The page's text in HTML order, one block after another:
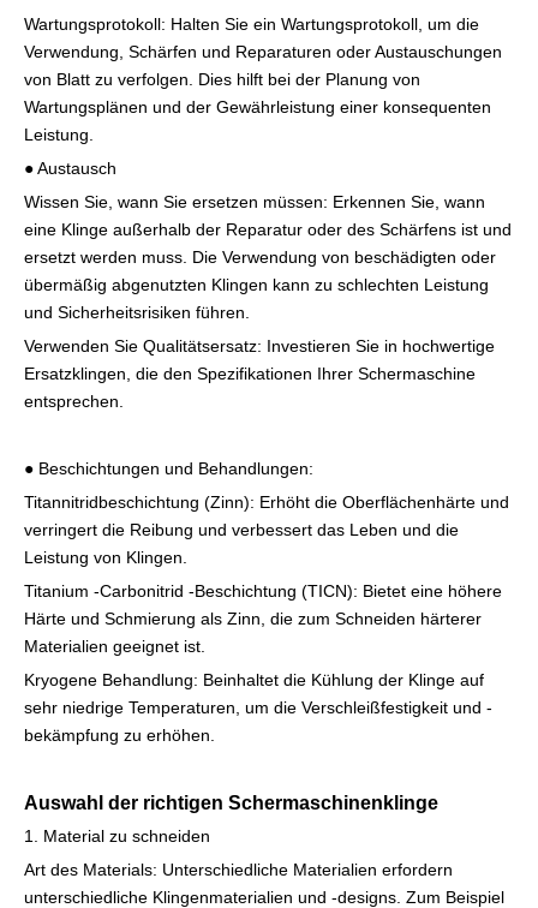
Wartungsprotokoll: Halten Sie ein Wartungsprotokoll, um die
Verwendung, Schärfen und Reparaturen oder Austauschungen
von Blatt zu verfolgen. Dies hilft bei der Planung von
Wartungsplänen und der Gewährleistung einer konsequenten
Leistung.
● Austausch
Wissen Sie, wann Sie ersetzen müssen: Erkennen Sie, wann
eine Klinge außerhalb der Reparatur oder des Schärfens ist und
ersetzt werden muss. Die Verwendung von beschädigten oder
übermäßig abgenutzten Klingen kann zu schlechten Leistung
und Sicherheitsrisiken führen.
Verwenden Sie Qualitätsersatz: Investieren Sie in hochwertige
Ersatzklingen, die den Spezifikationen Ihrer Schermaschine
entsprechen.
● Beschichtungen und Behandlungen:
Titannitridbeschichtung (Zinn): Erhöht die Oberflächenhärte und
verringert die Reibung und verbessert das Leben und die
Leistung von Klingen.
Titanium -Carbonitrid -Beschichtung (TICN): Bietet eine höhere
Härte und Schmierung als Zinn, die zum Schneiden härterer
Materialien geeignet ist.
Kryogene Behandlung: Beinhaltet die Kühlung der Klinge auf
sehr niedrige Temperaturen, um die Verschleißfestigkeit und -
bekämpfung zu erhöhen.
Auswahl der richtigen Schermaschinenklinge
1. Material zu schneiden
Art des Materials: Unterschiedliche Materialien erfordern
unterschiedliche Klingenmaterialien und -designs. Zum Beispiel